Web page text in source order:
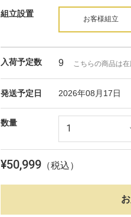
組立設置
お客様組立
入荷予定数 9 こちらの商品は
発送予定日 2026年08月17日
数量
¥50,999 （税込）